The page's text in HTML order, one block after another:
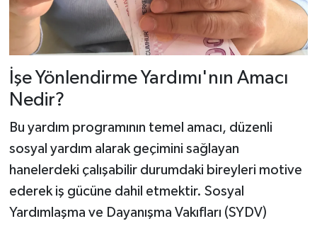
İşe Yönlendirme Yardımı'nın Amacı
Nedir?
Bu yardım programının temel amacı, düzenli
sosyal yardım alarak geçimini sağlayan
hanelerdeki çalışabilir durumdaki bireyleri motive
ederek iş gücüne dahil etmektir. Sosyal
Yardımlaşma ve Dayanışma Vakıfları (SYDV)